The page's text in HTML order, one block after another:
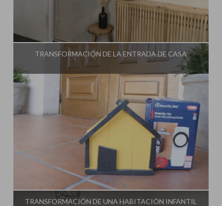
Influencer:
TRANSFORMACIÓN DE LA ENTRADA DE CASA
Influencer: Steffido
TRANSFORMACIÓN DE UNA HABITACIÓN INFANTIL